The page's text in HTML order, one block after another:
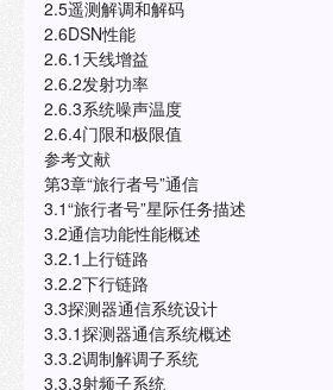
2.5遥测解调和解码
2.6DSN性能
2.6.1天线增益
2.6.2发射功率
2.6.3系统噪声温度
2.6.4门限和极限值
参考文献
第3章“旅行者号”通信
3.1“旅行者号”星际任务描述
3.2通信功能性能概述
3.2.1上行链路
3.2.2下行链路
3.3探测器通信系统设计
3.3.1探测器通信系统概述
3.3.2调制解调子系统
3.3.3射频子系统